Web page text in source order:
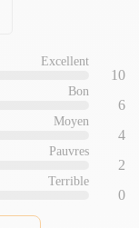
Excellent
10
Bon
6
Moyen
4
Pauvres
2
Terrible
0